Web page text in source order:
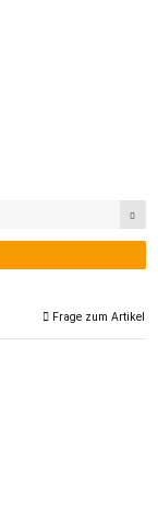
Frage zum Artikel